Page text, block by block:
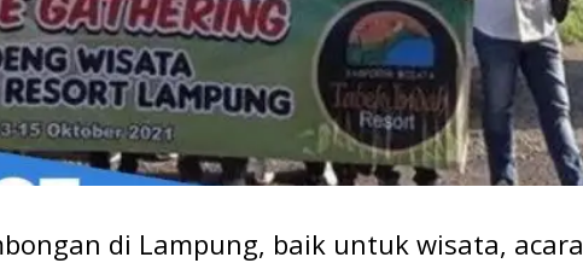
di Lampung, baik untuk wisata, acara